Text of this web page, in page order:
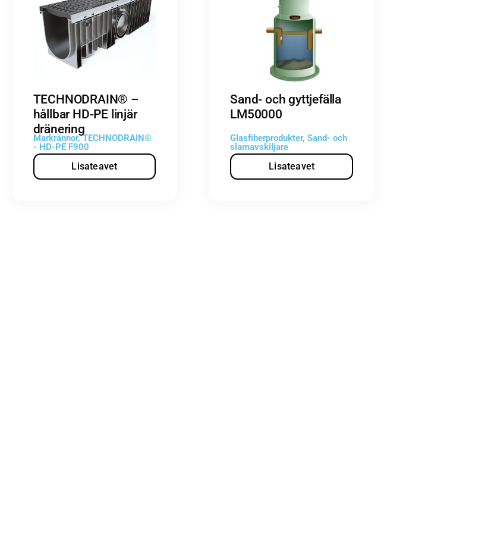
TECHNODRAIN® –
hållbar HD-PE linjär
dränering
Markrännor,TECHNODRAIN®
- HD-PE F900
Lisateavet
Sand- och gyttjefälla
LM50000
Glasfiberprodukter,Sand- och
slamavskiljare
Lisateavet